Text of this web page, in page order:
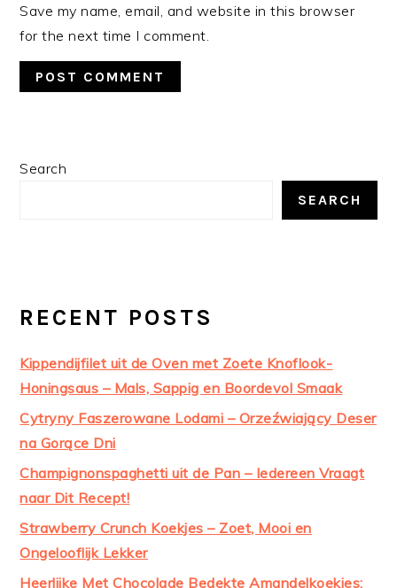
Save my name, email, and website in this browser
for the next time I comment.
PRIMARY
Search
SEARCH
RECENT POSTS
Kippendijfilet uit de Oven met Zoete Knoflook-
Honingsaus – Mals, Sappig en Boordevol Smaak
Cytryny Faszerowane Lodami – Orzeźwiający Deser
na Gorące Dni
Champignonspaghetti uit de Pan – Iedereen Vraagt
naar Dit Recept!
Strawberry Crunch Koekjes – Zoet, Mooi en
Ongelooflijk Lekker
Heerlijke Met Chocolade Bedekte Amandelkoekjes: